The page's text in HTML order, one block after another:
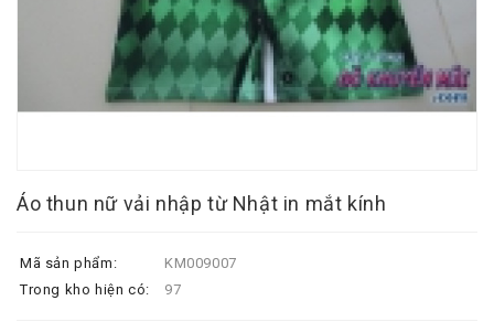
Áo thun nữ vải nhập từ Nhật in mắt kính
Mã sản phẩm:
KM009007
Trong kho hiện có:
97